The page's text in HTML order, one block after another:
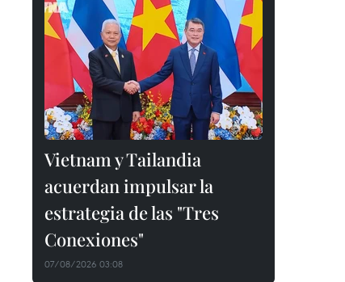
Vietnam y Tailandia
acuerdan impulsar la
estrategia de las "Tres
Conexiones"
07/08/2026 03:08